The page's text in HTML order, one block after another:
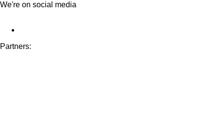
We're on social media
Partners: